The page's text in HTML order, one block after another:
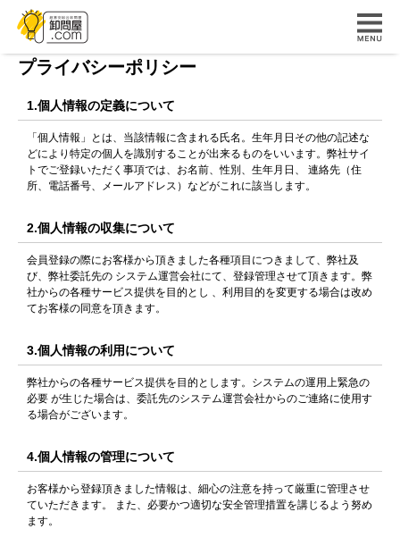
プライバシーポリシー
1.個人情報の定義について
「個人情報」とは、当該情報に含まれる氏名。生年月日その他の記述な
どにより特定の個人を識別することが出来るものをいいます。弊社サイ
トでご登録いただく事項では、お名前、性別、生年月日、 連絡先（住
所、電話番号、メールアドレス）などがこれに該当します。
2.個人情報の収集について
会員登録の際にお客様から頂きました各種項目につきまして、弊社及
び、弊社委託先の システム運営会社にて、登録管理させて頂きます。弊
社からの各種サービス提供を目的とし 、利用目的を変更する場合は改め
てお客様の同意を頂きます。
3.個人情報の利用について
弊社からの各種サービス提供を目的とします。システムの運用上緊急の
必要 が生じた場合は、委託先のシステム運営会社からのご連絡に使用す
る場合がございます。
4.個人情報の管理について
お客様から登録頂きました情報は、細心の注意を持って厳重に管理させ
ていただきます。 また、必要かつ適切な安全管理措置を講じるよう努め
ます。